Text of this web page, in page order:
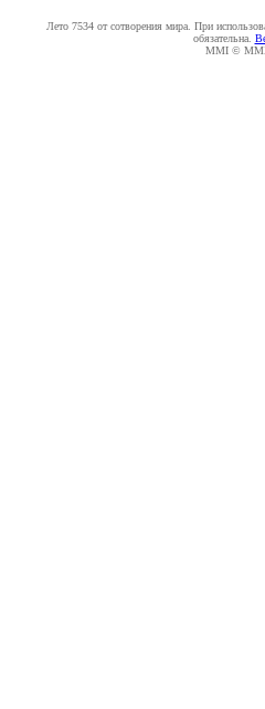
Лето 7534 от сотворения мира. При
обязательна.
MMI ©